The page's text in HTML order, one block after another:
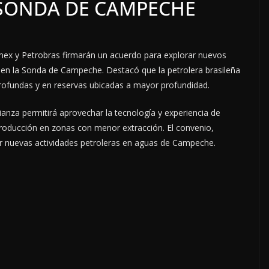
DE CAMPECHE
y Petrobras firmarán un acuerdo para explorar nuevos
la Sonda de Campeche. Destacó que la petrolera brasileña
y en reservas ubicadas a mayor profundidad.
permitirá aprovechar la tecnología y experiencia de
en zonas con menor extracción. El convenio,
actividades petroleras en aguas de Campeche.